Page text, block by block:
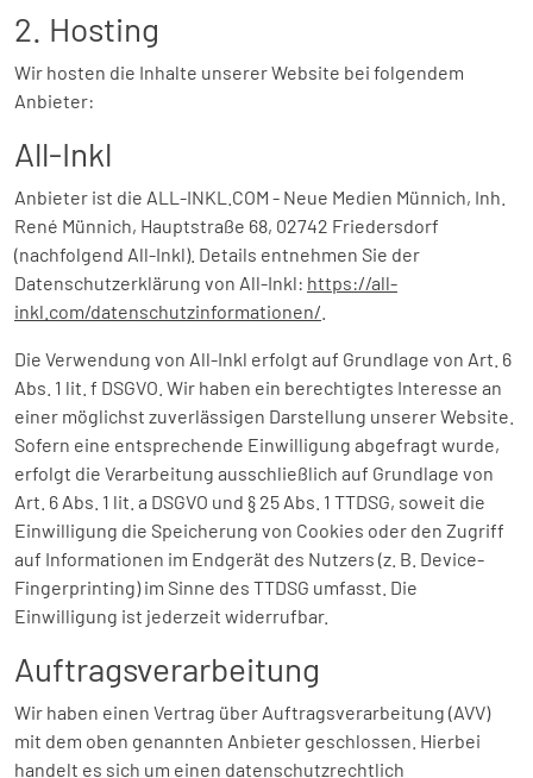
2. Hosting
Wir hosten die Inhalte unserer Website bei folgendem
Anbieter:
All-Inkl
Anbieter ist die ALL-INKL.COM - Neue Medien Münnich, Inh.
René Münnich, Hauptstraße 68, 02742 Friedersdorf
(nachfolgend All-Inkl). Details entnehmen Sie der
Datenschutzerklärung von All-Inkl: https://all-
inkl.com/datenschutzinformationen/
Die Verwendung von All-Inkl erfolgt auf Grundlage von Art. 6
Abs. 1 lit. f DSGVO. Wir haben ein berechtigtes Interesse an
einer möglichst zuverlässigen Darstellung unserer Website.
Sofern eine entsprechende Einwilligung abgefragt wurde,
erfolgt die Verarbeitung ausschließlich auf Grundlage von
Art. 6 Abs. 1 lit. a DSGVO und § 25 Abs. 1 TTDSG, soweit die
Einwilligung die Speicherung von Cookies oder den Zugriff
auf Informationen im Endgerät des Nutzers (z. B. Device-
Fingerprinting) im Sinne des TTDSG umfasst. Die
Einwilligung ist jederzeit widerrufbar.
Auftragsverarbeitung
Wir haben einen Vertrag über Auftragsverarbeitung (AVV)
mit dem oben genannten Anbieter geschlossen. Hierbei
handelt es sich um einen datenschutzrechtlich